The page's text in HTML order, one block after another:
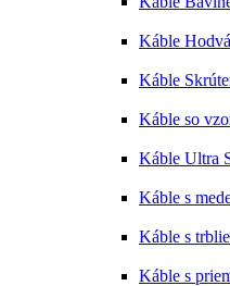
Káble
Káble
Káble so
Káble Ultra
Káble s
Káble s
Káble s